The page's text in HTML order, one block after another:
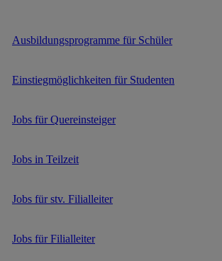
Ausbildungsprogramme für Schüler
Einstiegmöglichkeiten für Studenten
Jobs für Quereinsteiger
Jobs in Teilzeit
Jobs für stv. Filialleiter
Jobs für Filialleiter